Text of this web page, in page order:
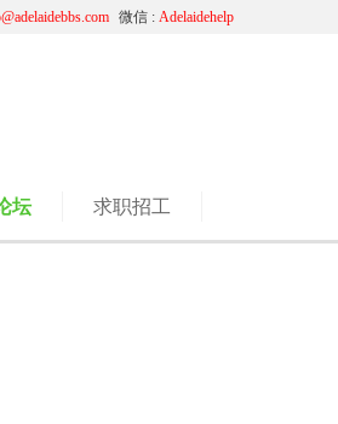
微信 : Adelaidehelp
坛 求职招工